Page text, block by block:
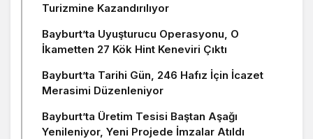
Turizmine Kazandırılıyor
Bayburt’ta Uyuşturucu Operasyonu, O
İkametten 27 Kök Hint Keneviri Çıktı
Bayburt’ta Tarihi Gün, 246 Hafız İçin İcazet
Merasimi Düzenleniyor
Bayburt’ta Üretim Tesisi Baştan Aşağı
Yenileniyor, Yeni Projede İmzalar Atıldı